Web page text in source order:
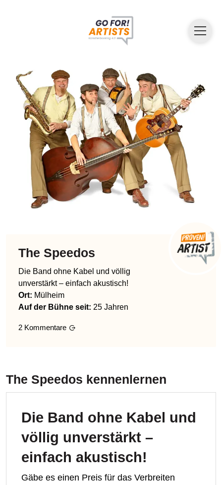
The Speedos
Die Band ohne Kabel und völlig
unverstärkt – einfach akustisch!
Ort: Mülheim
Auf der Bühne seit: 25 Jahren
2 Kommentare
The Speedos kennenlernen
Die Band ohne Kabel und
völlig unverstärkt –
einfach akustisch!
Gäbe es einen Preis für das Verbreiten